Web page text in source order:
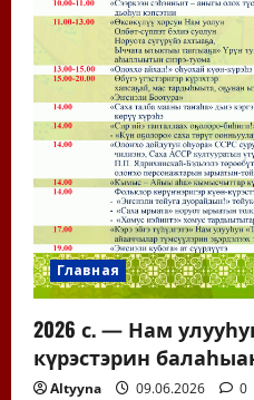
Главная
2026 с. — Нам
күрэстэрин
Altyyna 09.06.2026 0